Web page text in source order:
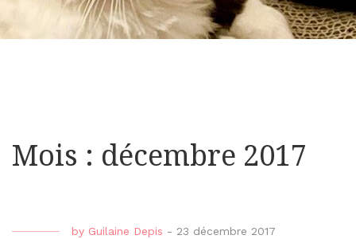
Mois : décembre 2017
by Guilaine Depis - 23 décembre 2017